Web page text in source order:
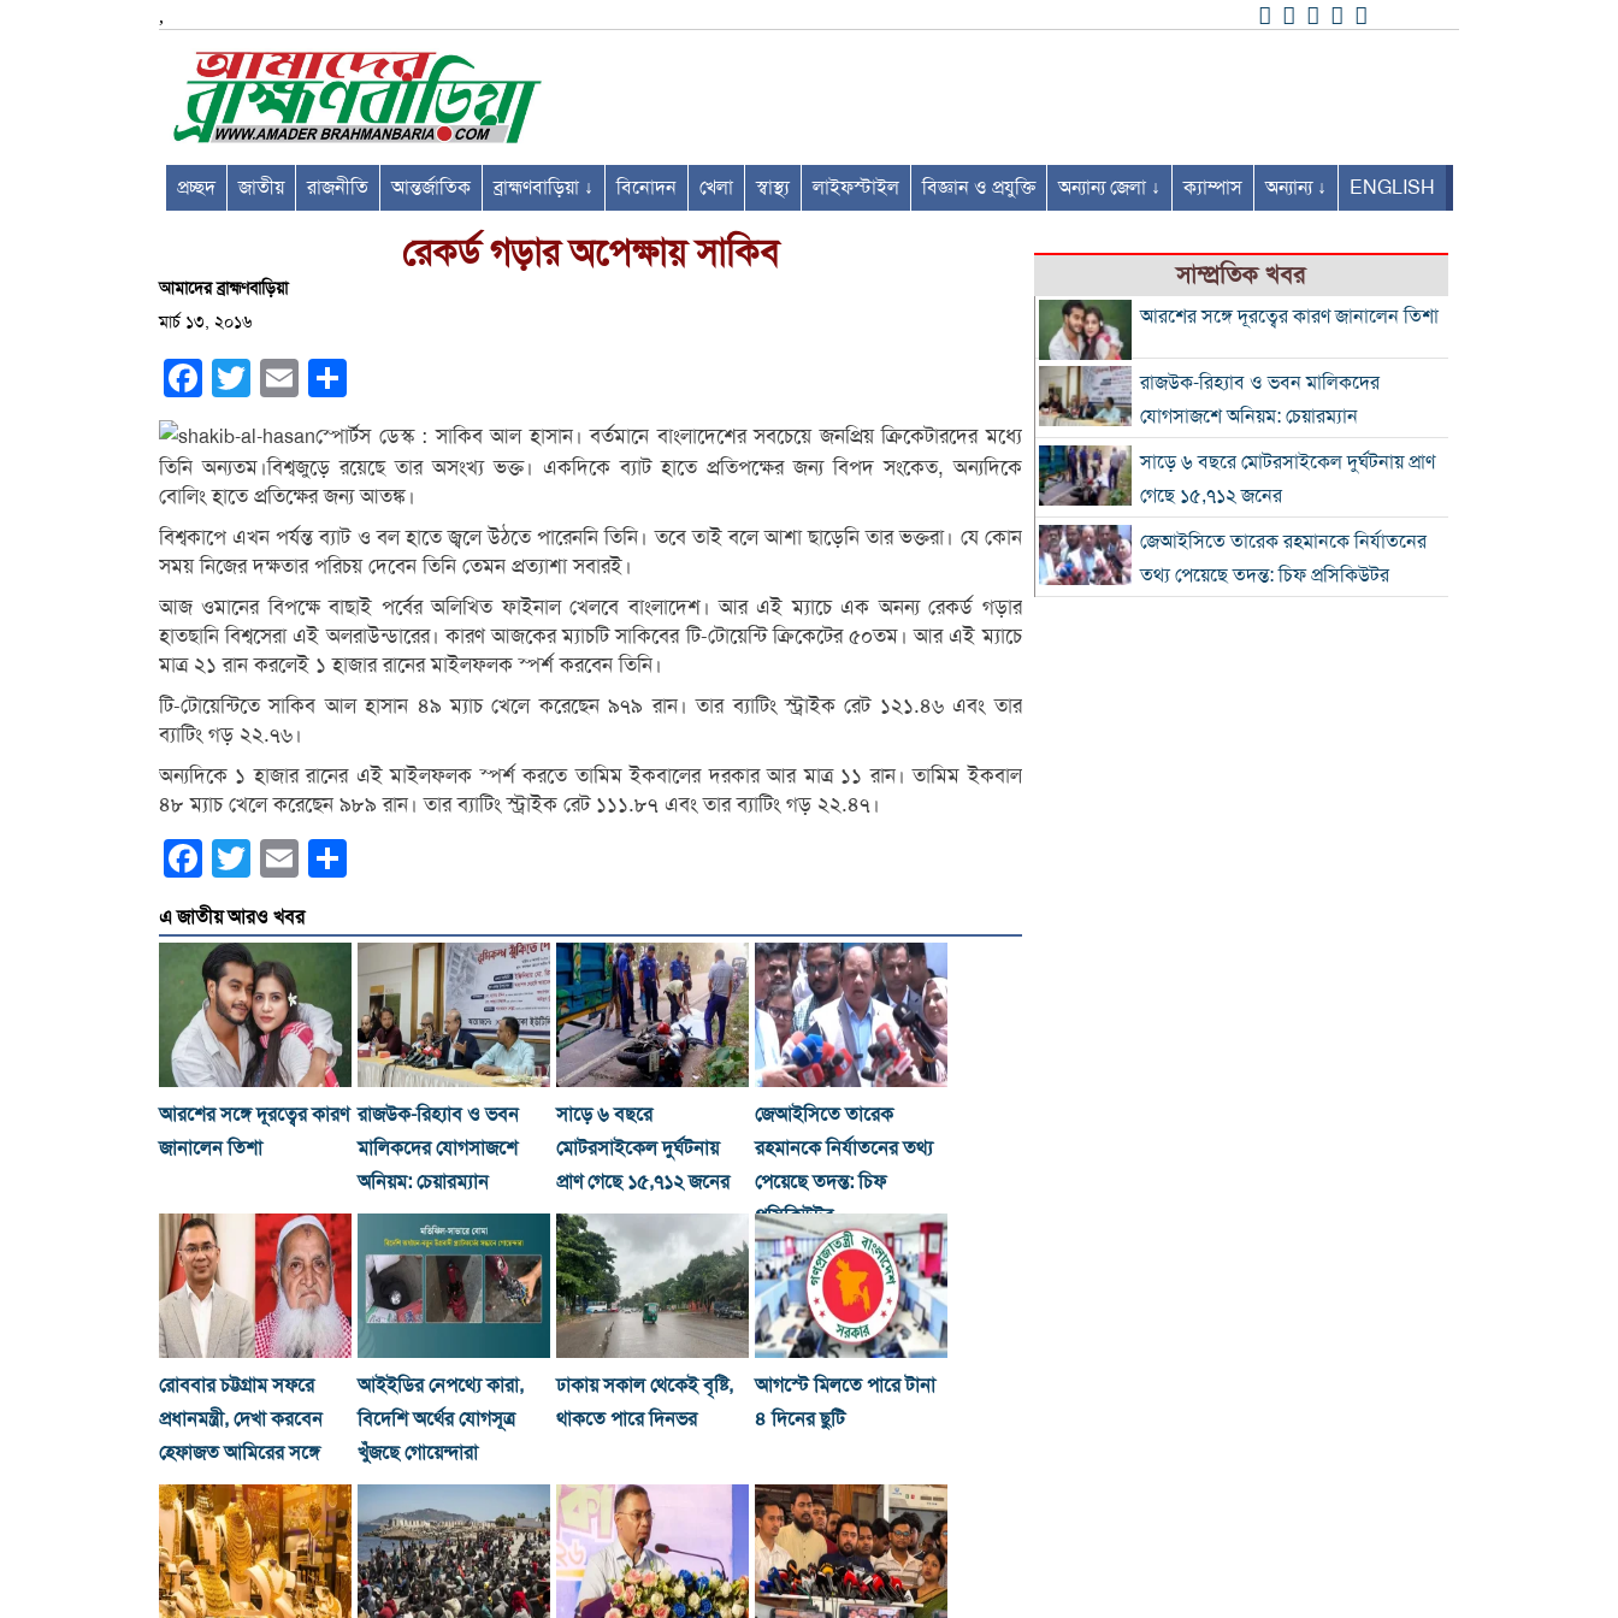
,
প্রচ্ছদ জাতীয় রাজনীতি আন্তর্জাতিক ব্রাহ্মণবাড়িয়া ↓ বিনোদন খেলা স্বাস্থ্য লাইফস্টাইল বিজ্ঞান ও প্রযুক্তি অন্যান্য জেলা ↓ ক্যাম্পাস অন্যান্য ↓ ENGLISH
রেকর্ড গড়ার অপেক্ষায় সাকিব
আমাদের ব্রাহ্মণবাড়িয়া
মার্চ ১৩, ২০১৬
Facebook
Twitter Email
স্পোর্টস ডেস্ক : সাকিব আল হাসান। বর্তমানে বাংলাদেশের সবচেয়ে জনপ্রিয় ক্রিকেটারদের মধ্যে
তিনি অন্যতম।বিশ্বজুড়ে রয়েছে তার অসংখ্য ভক্ত। একদিকে ব্যাট হাতে প্রতিপক্ষের জন্য বিপদ সংকেত, অন্যদিকে
বোলিং হাতে প্রতিক্ষের জন্য আতঙ্ক।
বিশ্বকাপে এখন পর্যন্ত ব্যাট ও বল হাতে জ্বলে উঠতে পারেননি তিনি। তবে তাই বলে আশা ছাড়েনি তার ভক্তরা। যে কোন
সময় নিজের দক্ষতার পরিচয় দেবেন তিনি তেমন প্রত্যাশা সবারই।
আজ ওমানের বিপক্ষে বাছাই পর্বের অলিখিত ফাইনাল খেলবে বাংলাদেশ। আর এই ম্যাচে এক অনন্য রেকর্ড গড়ার
হাতছানি বিশ্বসেরা এই অলরাউন্ডারের। কারণ আজকের ম্যাচটি সাকিবের টি-টোয়েন্টি ক্রিকেটের ৫০তম। আর এই ম্যাচে
মাত্র ২১ রান করলেই ১ হাজার রানের মাইলফলক স্পর্শ করবেন তিনি।
টি-টোয়েন্টিতে সাকিব আল হাসান ৪৯ ম্যাচ খেলে করেছেন ৯৭৯ রান। তার ব্যাটিং স্ট্রাইক রেট ১২১.৪৬ এবং তার
ব্যাটিং গড় ২২.৭৬।
অন্যদিকে ১ হাজার রানের এই মাইলফলক স্পর্শ করতে তামিম ইকবালের দরকার আর মাত্র ১১ রান। তামিম ইকবাল
৪৮ ম্যাচ খেলে করেছেন ৯৮৯ রান। তার ব্যাটিং স্ট্রাইক রেট ১১১.৮৭ এবং তার ব্যাটিং গড় ২২.৪৭।
Facebook
Twitter Email
এ জাতীয় আরও খবর
আরশের সঙ্গে দূরত্বের কারণ
জানালেন তিশা
রাজউক-রিহ্যাব ও ভবন
মালিকদের যোগসাজশে
অনিয়ম: চেয়ারম্যান
সাড়ে ৬ বছরে
মোটরসাইকেল দুর্ঘটনায়
প্রাণ গেছে ১৫,৭১২ জনের
জেআইসিতে তারেক
রহমানকে নির্যাতনের তথ্য
পেয়েছে তদন্ত: চিফ
প্রসিকিউটর
রোববার চট্টগ্রাম সফরে
প্রধানমন্ত্রী, দেখা করবেন
হেফাজত আমিরের সঙ্গে
আইইডির নেপথ্যে কারা,
বিদেশি অর্থের যোগসূত্র
খুঁজছে গোয়েন্দারা
ঢাকায় সকাল থেকেই বৃষ্টি,
থাকতে পারে দিনভর
আগস্টে মিলতে পারে টানা
৪ দিনের ছুটি
সাম্প্রতিক খবর
আরশের সঙ্গে দূরত্বের কারণ জানালেন তিশা
রাজউক-রিহ্যাব ও ভবন মালিকদের
যোগসাজশে অনিয়ম: চেয়ারম্যান
সাড়ে ৬ বছরে মোটরসাইকেল দুর্ঘটনায় প্রাণ
গেছে ১৫,৭১২ জনের
জেআইসিতে তারেক রহমানকে নির্যাতনের
তথ্য পেয়েছে তদন্ত: চিফ প্রসিকিউটর